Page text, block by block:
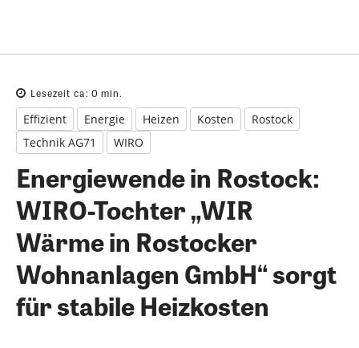
Lesezeit ca: 0 min.
Effizient Energie Heizen Kosten
Rostock
Technik AG71
WIRO
Energiewende in Rostock:
WIRO-Tochter „WIR
Wärme in Rostocker
Wohnanlagen GmbH“ sorgt
für stabile Heizkosten